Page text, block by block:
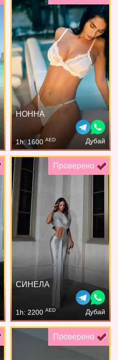
НОННА
1h: 1600 AED Дубай
Проверено
СИНЕЛА
1h: 2200 AED Дубай
Проверено